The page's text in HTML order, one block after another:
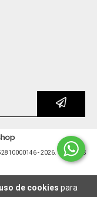
de cookies para
- 2026. TODOS OS